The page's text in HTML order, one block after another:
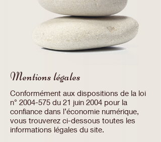
Mentions légales
Conformément aux dispositions de la loi
n° 2004-575 du 21 juin 2004 pour la
confiance dans l’économie numérique,
vous trouverez ci-dessous toutes les
informations légales du site.